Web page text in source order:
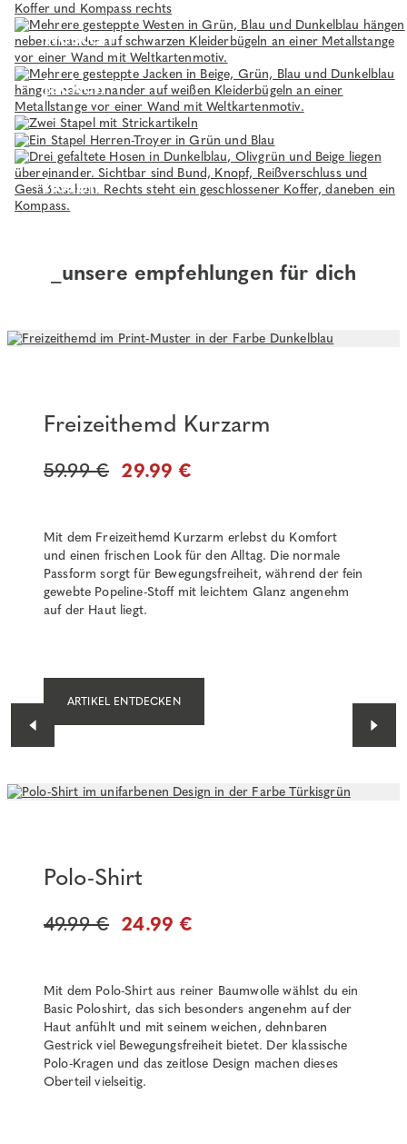
westen
jacken
strick
sweat
hosen
_unsere empfehlungen für dich
Freizeithemd Kurzarm
59.99 € 29.99 €
Mit dem Freizeithemd Kurzarm erlebst du Komfort
und einen frischen Look für den Alltag. Die normale
Passform sorgt für Bewegungsfreiheit, während der fein
gewebte Popeline-Stoff mit leichtem Glanz angenehm
auf der Haut liegt.
ARTIKEL ENTDECKEN
Polo-Shirt
49.99 € 24.99 €
Mit dem Polo-Shirt aus reiner Baumwolle wählst du ein
Basic Poloshirt, das sich besonders angenehm auf der
Haut anfühlt und mit seinem weichen, dehnbaren
Gestrick viel Bewegungsfreiheit bietet. Der klassische
Polo-Kragen und das zeitlose Design machen dieses
Oberteil vielseitig.